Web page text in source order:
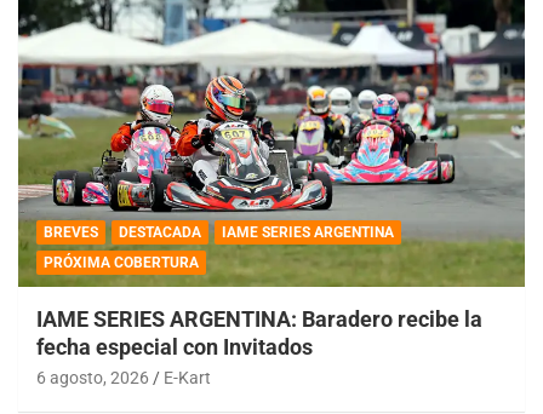
BREVES DESTACADA
IAME SERIES ARGENTINA
PRÓXIMA COBERTURA
IAME SERIES ARGENTINA: Baradero recibe la
fecha especial con Invitados
6 agosto, 2026 E-Kart